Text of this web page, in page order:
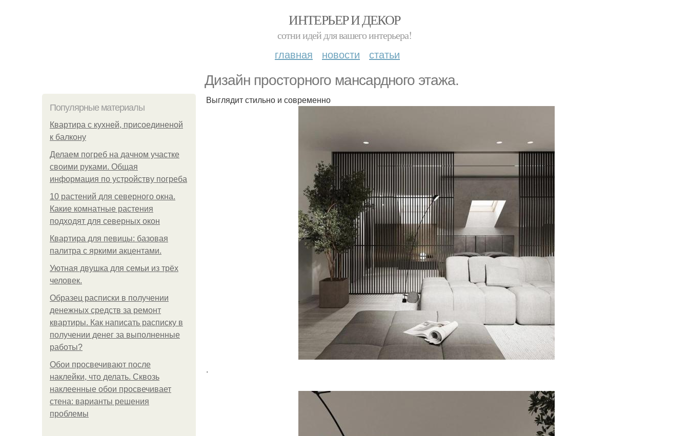
ИНТЕРЬЕР И ДЕКОР
сотни идей для вашего интерьера!
главная новости статьи
Дизайн просторного мансардного этажа.
Популярные материалы
Квартира с кухней, присоединеной
к балкону
Делаем погреб на дачном участке
своими руками. Общая
информация по устройству погреба
10 растений для северного окна.
Какие комнатные растения
подходят для северных окон
Квартира для певицы: базовая
палитра с яркими акцентами.
Уютная двушка для семьи из трёх
человек.
Образец расписки в получении
денежных средств за ремонт
квартиры. Как написать расписку в
получении денег за выполненные
работы?
Обои просвечивают после
наклейки, что делать. Сквозь
наклеенные обои просвечивает
стена: варианты решения
проблемы
Выглядит стильно и современно
.